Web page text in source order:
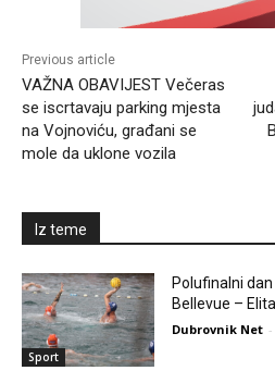
Previous article
VAŽNA OBAVIJEST Večeras
se iscrtavaju parking mjesta
na Vojnoviću, građani se
mole da uklone vozila
Iz teme
Sport
Polufinalni
Bellevue –
Dubrovnik Net -